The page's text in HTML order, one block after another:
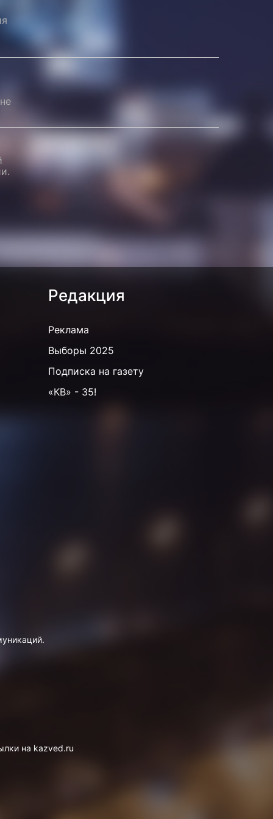
Редакция
Реклама
Выборы 2025
Подписка на газету
«КВ» - 35!
на kazved.ru